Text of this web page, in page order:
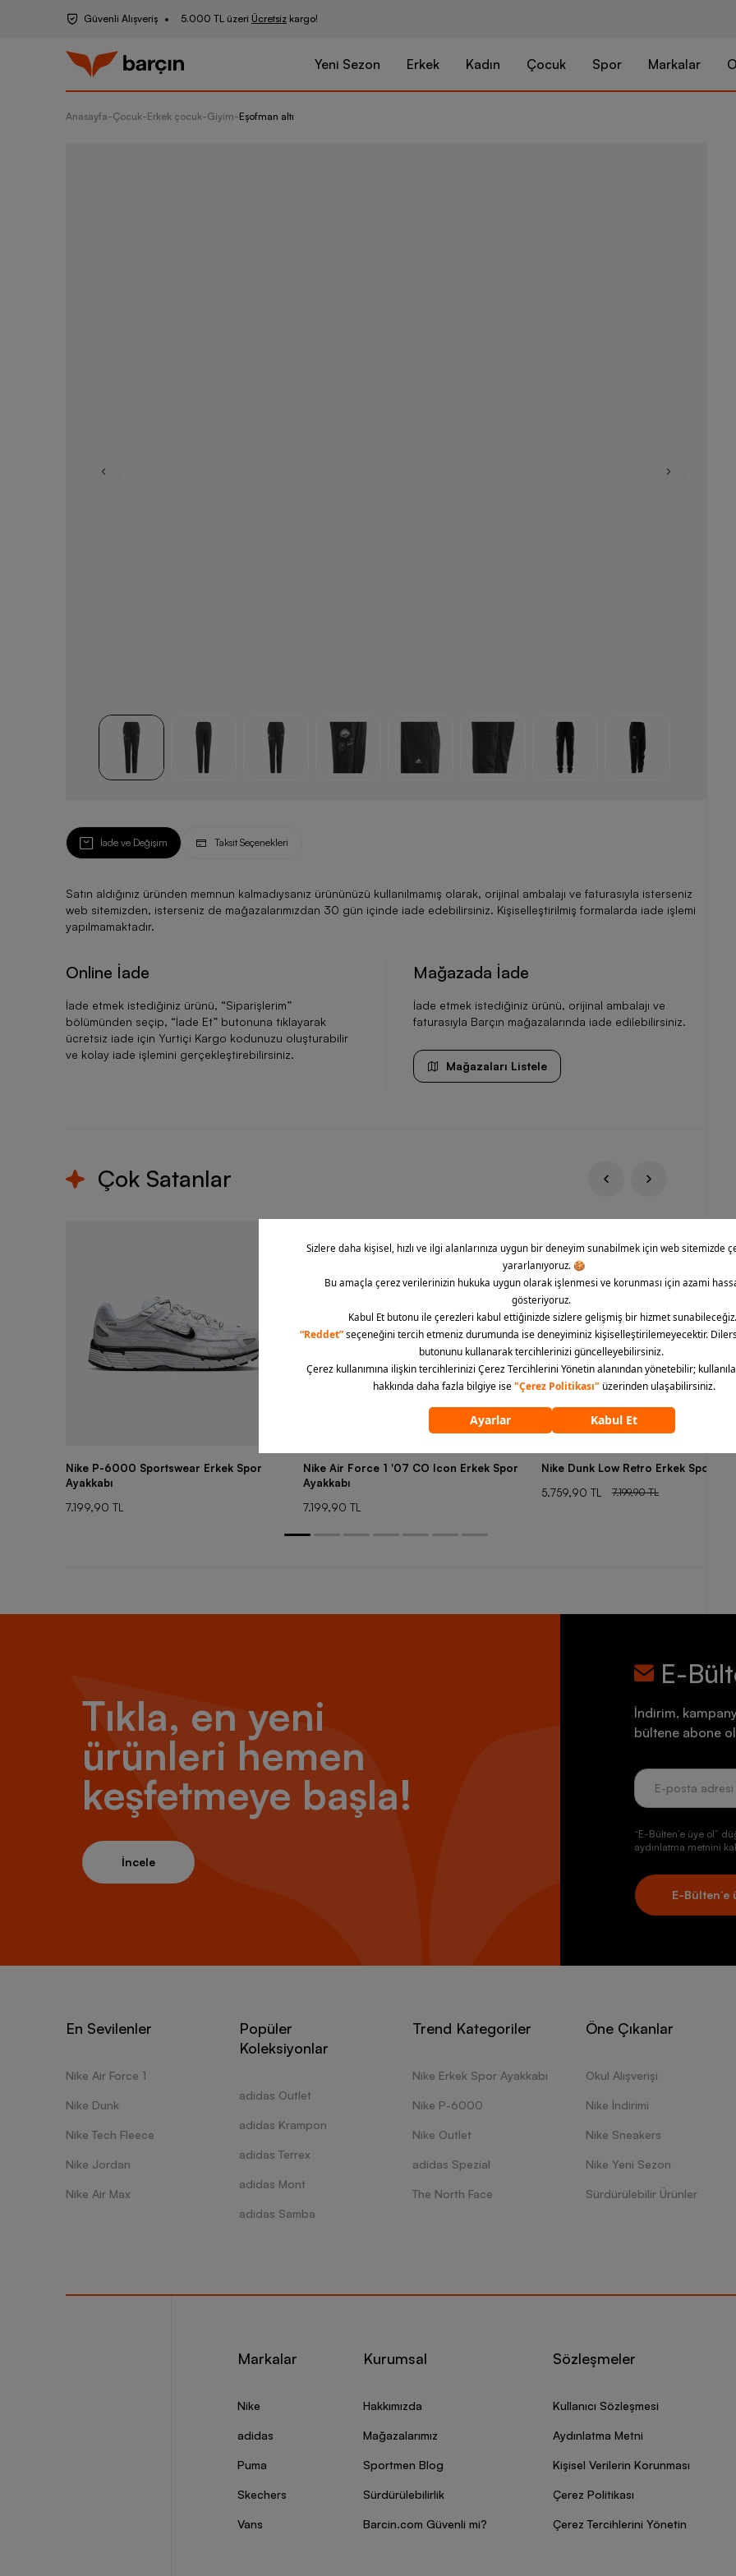
Güvenli Alışveriş 5.000 TL üzeri Ücretsiz kargo!
Yeni Sezon Erkek Kadın Çocuk Spor Markalar
Anasayfa-Çocuk-Erkek çocuk-Giyim-Eşofman altı
adidas
İade ve Değişim Taksit Seçenekleri
Satın aldığınız üründen memnun kalmadıysanız ürününüzü kullanılmamış olarak, orijinal ambalajı ve faturasıyla isterseniz
web sitemizden, isterseniz de mağazalarımızdan 30 gün içinde iade edebilirsiniz. Kişiselleştirilmiş formalarda iade işlemi
yapılmamaktadır.
Online İade
İade etmek istediğiniz ürünü, “Siparişlerim”
bölümünden seçip, “İade Et” butonuna tıklayarak
ücretsiz iade için Yurtiçi Kargo kodunuzu oluşturabilir
ve kolay iade işlemini gerçekleştirebilirsiniz.
Mağazada İade
İade etmek istediğiniz ürünü, orijinal ambalajı ve
faturasıyla Barçın mağazalarında iade edilebilirsiniz.
Mağazaları Listele
Çok Satanlar
Nike P-6000 Sportswear Erkek Spor
Ayakkabı
7.199,90 TL
Nike Air Force 1 '07 CO Icon Erkek Spor
Ayakkabı
7.199,90 TL
Nike Dunk Low Retro Erkek Spor
5.759,90 TL
7.199,90 TL
Tıkla, en yeni
ürünleri hemen
keşfetmeye başla!
İncele
E-
İndirim,
bültene abone
“E-Bülten’e üye ol”
aydınlatma metnini
E-Bülten’e
En Sevilenler
Nike Air Force 1
Nike Dunk
Nike Tech Fleece
Nike Jordan
Nike Air Max
Popüler
Koleksiyonlar
adidas Outlet
adidas Krampon
adidas Terrex
adidas Mont
adidas Samba
Trend Kategoriler
Nike Erkek Spor Ayakkabı
Nike P-6000
Nike Outlet
adidas Spezial
The North Face
Öne Çıkanlar
Okul Alışverişi
Nike İndirimi
Nike Sneakers
Nike Yeni Sezon
Sürdürülebilir Ürünler
Markalar
Nike
adidas
Puma
Skechers
Vans
Kurumsal
Hakkımızda
Mağazalarımız
Sportmen Blog
Sürdürülebilirlik
Barcin.com Güvenli mi?
Sözleşmeler
Kullanıcı Sözleşmesi
Aydınlatma Metni
Kişisel Verilerin Korunması
Çerez Politikası
Çerez Tercihlerini Yönetin